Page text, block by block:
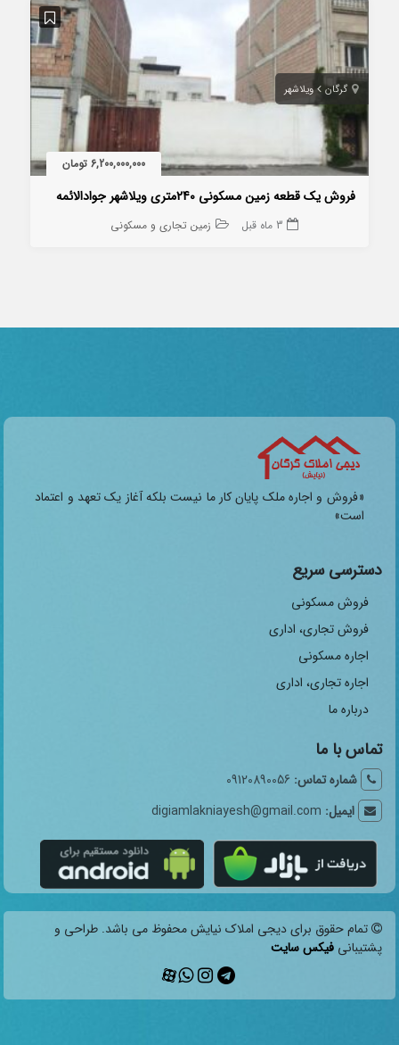
گرگان ویلاشهر
6,200,000,000 تومان
فروش یک قطعه زمین مسکونی 240متری ویلاشهر جوادالائمه
3 ماه قبل زمین تجاری و مسکونی
«فروش و اجاره ملک پایان کار ما نیست بلکه آغاز یک تعهد و اعتماد
است»
دسترسی سریع
فروش مسکونی
فروش تجاری، اداری
اجاره مسکونی
اجاره تجاری، اداری
درباره ما
تماس با ما
شماره تماس: 09120890056
ایمیل: digiamlakniayesh@gmail.com
تمام حقوق برای دیجی املاک نیایش محفوظ می باشد. طراحی و
پشتیبانی فیکس سایت